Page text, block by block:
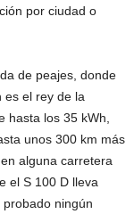
por ciudad o
de peajes, donde
es el rey de la
hasta los 35 kWh,
unos 300 km más
alguna carretera
el S 100 D lleva
ningún